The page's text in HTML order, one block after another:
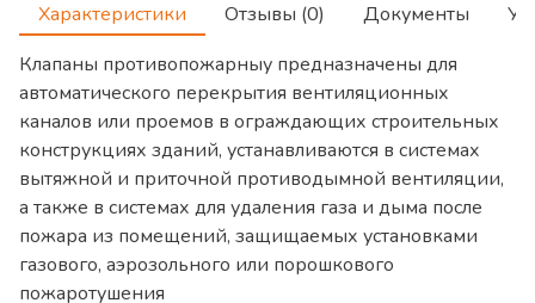
Характеристики Отзывы (0) Документы
Клапаны противопожарныу предназначены для
автоматического перекрытия вентиляционных
каналов или проемов в ограждающих строительных
конструкциях зданий, устанавливаются в системах
вытяжной и приточной противодымной вентиляции,
а также в системах для удаления газа и дыма после
пожара из помещений, защищаемых установками
газового, аэрозольного или порошкового
пожаротушения